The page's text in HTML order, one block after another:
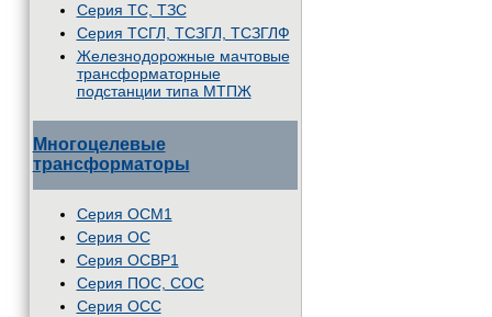
Серия ТС, ТЗС
Серия ТСГЛ, ТСЗГЛ, ТСЗГЛФ
Железнодорожные мачтовые
трансформаторные
подстанции типа МТПЖ
Многоцелевые
трансформаторы
Серия ОСМ1
Серия ОС
Серия ОСВР1
Серия ПОС, СОС
Серия ОСС